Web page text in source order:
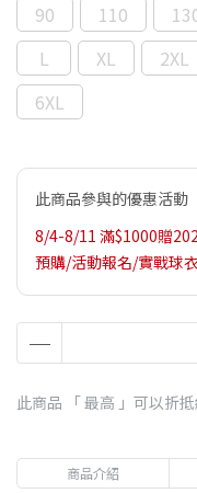
90
110
L
XL 2XL
6XL
此商品參與的優惠活動
8/4-8/11 滿$1000贈
預購/活動報名/實戰球
此商品 「 最高 」可以折
商品介紹